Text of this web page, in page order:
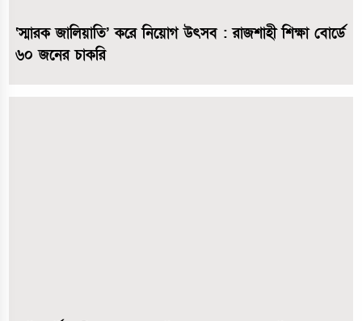
‘স্মারক জালিয়াতি’ করে নিয়োগ উৎসব : রাজশাহী শিক্ষা বোর্ডে
৬০ জনের চাকরি